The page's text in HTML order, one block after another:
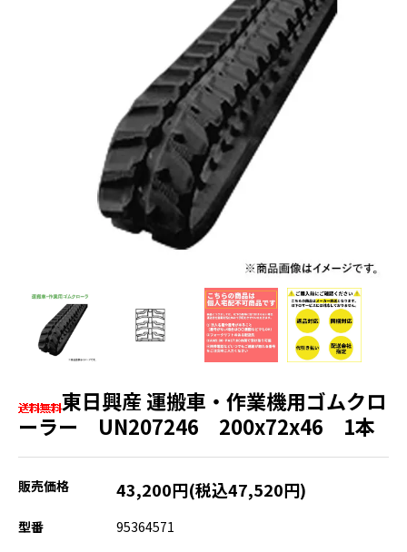
東日興産 運搬車・作業機用ゴムクロ
ーラー UN207246 200x72x46 1本
販売価格 43,200円(税込47,520円)
型番 95364571